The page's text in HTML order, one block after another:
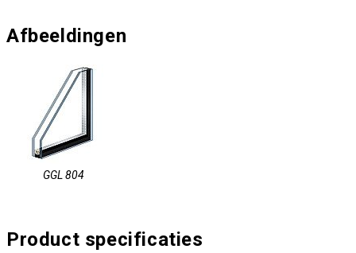
Afbeeldingen
GGL 804
Product specificaties